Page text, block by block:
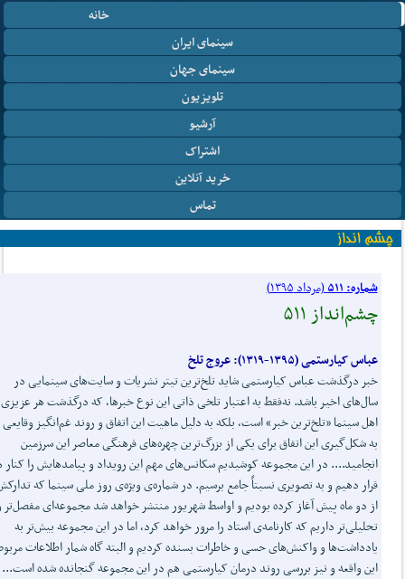
خانه
سینمای ایران
سینمای جهان
تلویزیون
آرشیو
اشتراک
خرید آنلاین
تماس
شماره: ۵۱۱ (مرداد ۱۳۹۵)
چشم‌انداز ۵۱۱
عباس کیارستمی (۱۳۹۵-۱۳۱۹): عروج تلخ
خبر درگذشت عباس کیارستمی شاید تلخ‌ترین تیتر نشریات و سایت‌های سینمایی در
سال‌های اخیر باشد. نه‌فقط به اعتبار تلخی ذاتی این نوع خبرها، که درگذشت هر
اهل سینما «تلخ‌ترین خبر» است، بلکه به دلیل ماهیت این اتفاق و روند غم‌انگیز
به شکل‌گیری این اتفاق برای یکی از بزرگ‌ترین چهره‌های فرهنگی معاصر این سرزمین
انجامید.... در این مجموعه کوشیدیم سکانس‌های مهم این رویداد و پیامدهایش را
قرار دهیم و به تصویری نسبتاً جامع برسیم. در شماره‌ی ویژه‌ی روز ملی سینما که
از دو ماه پیش آغاز کرده بودیم و اواسط شهریور منتشر خواهد شد مجموعه‌ای مفصل‌تر
تحلیلی‌تر داریم که کارنامه‌ی استاد را مرور خواهد کرد، اما در این مجموعه بیش‌تر به
یادداشت‌ها و واکنش‌های حسی و خاطرات بسنده کردیم و البته گاه شمار اطلاعات
این واقعه و نیز بررسی روند درمان کیارستمی هم در این مجموعه گنجانده شده است...